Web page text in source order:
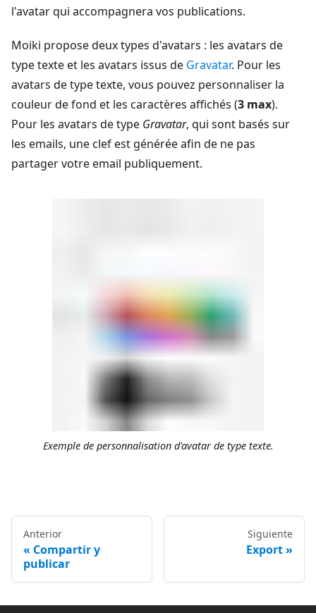
l'avatar qui accompagnera vos publications.
Moiki propose deux types d'avatars : les avatars de
type texte et les avatars issus de Gravatar. Pour les
avatars de type texte, vous pouvez personnaliser la
couleur de fond et les caractères affichés (3 max).
Pour les avatars de type Gravatar, qui sont basés sur
les emails, une clef est générée afin de ne pas
partager votre email publiquement.
Exemple de personnalisation d'avatar de type texte.
Anterior
Compartir y
publicar
Siguiente
Export